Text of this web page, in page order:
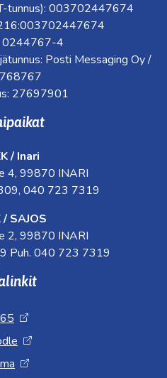
tunnus): 003702447674
0244767-4
Posti Messaging Oy /
27697901
/ Inari
4, 99870 INARI
040 723 7319
/ SAJOS
2, 99870 INARI
Puh. 040 723 7319